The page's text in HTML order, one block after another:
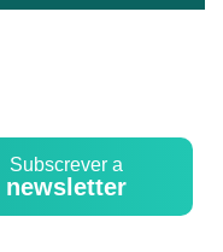
Subscrever a
newsletter